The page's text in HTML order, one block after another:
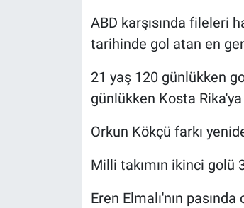
ABD karşısında fileleri
tarihinde gol atan en
21 yaş 120 günlükken
günlükken Kosta
Orkun Kökçü farkı
Milli takımın ikinci golü
Eren Elmalı'nın